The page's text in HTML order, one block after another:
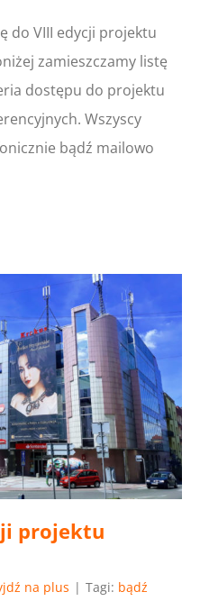
do VIII edycji projektu
zamieszczamy listę
dostępu do projektu
Wszyscy
bądź mailowo
projektu
na plus | Tagi: bądź